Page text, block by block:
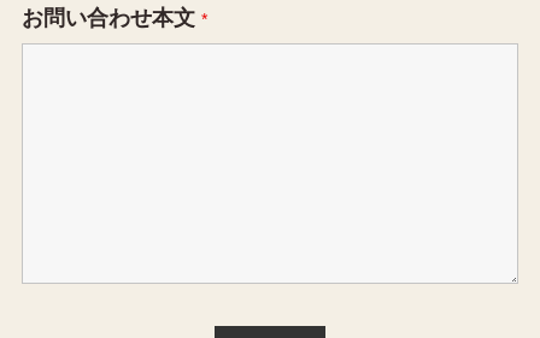
お問い合わせ本文*